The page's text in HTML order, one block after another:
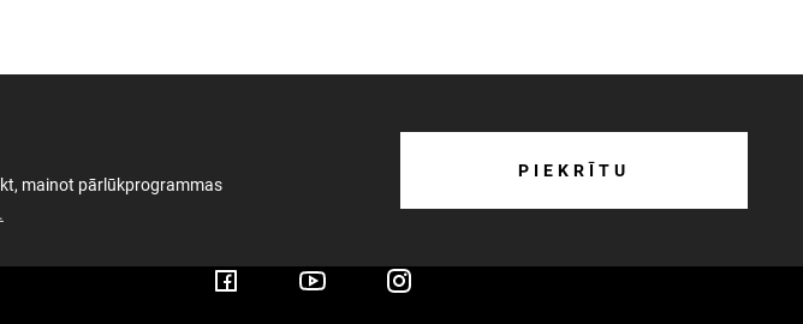
mainot pārlūkprogrammas
PIEKRĪTU
1, Rīga LV-